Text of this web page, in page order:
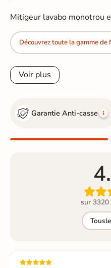
Mitigeur lavabo monotrou
Découvrez toute la gamme de
Voir plus
Garantie Anti-casse
sur 3320
Tous